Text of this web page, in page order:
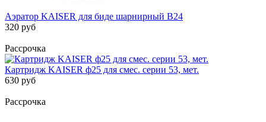
Аэратор KAISER для биде шарнирный B24
320 руб
Рассрочка
Картридж KАISER ф25 для смес. серии 53, мет.
630 руб
Рассрочка